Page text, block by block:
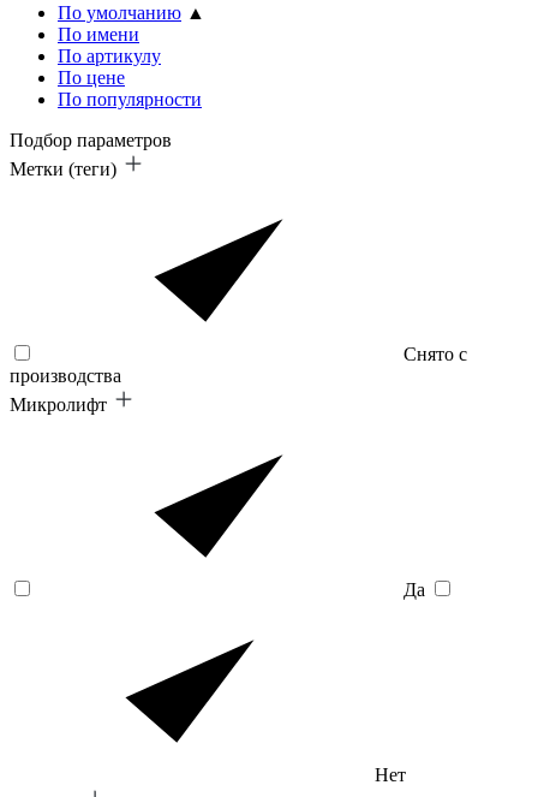
По умолчанию ▲
По имени
По артикулу
По цене
По популярности
Подбор параметров
Метки (теги)
Снято с
производства
Микролифт
Да
Нет